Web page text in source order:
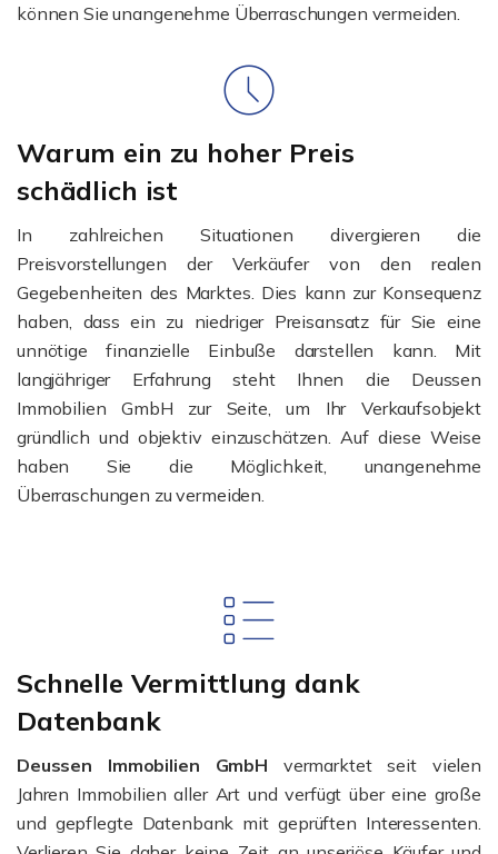
können Sie unangenehme Überraschungen vermeiden.
Warum ein zu hoher Preis
schädlich ist
In zahlreichen Situationen divergieren die
Preisvorstellungen der Verkäufer von den realen
Gegebenheiten des Marktes. Dies kann zur Konsequenz
haben, dass ein zu niedriger Preisansatz für Sie eine
unnötige finanzielle Einbuße darstellen kann. Mit
langjähriger Erfahrung steht Ihnen die Deussen
Immobilien GmbH zur Seite, um Ihr Verkaufsobjekt
gründlich und objektiv einzuschätzen. Auf diese Weise
haben Sie die Möglichkeit, unangenehme
Überraschungen zu vermeiden.
Schnelle Vermittlung dank
Datenbank
Deussen Immobilien GmbH vermarktet seit vielen
Jahren Immobilien aller Art und verfügt über eine große
und gepflegte Datenbank mit geprüften Interessenten.